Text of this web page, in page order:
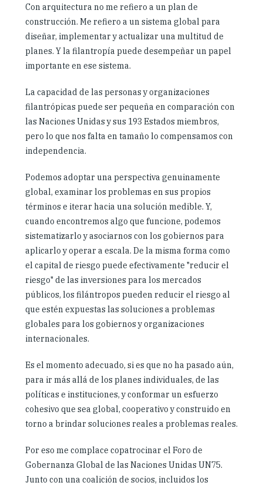
Con arquitectura no me refiero a un plan de
construcción. Me refiero a un sistema global para
diseñar, implementar y actualizar una multitud de
planes. Y la filantropía puede desempeñar un papel
importante en ese sistema.
La capacidad de las personas y organizaciones
filantrópicas puede ser pequeña en comparación con
las Naciones Unidas y sus 193 Estados miembros,
pero lo que nos falta en tamaño lo compensamos con
independencia.
Podemos adoptar una perspectiva genuinamente
global, examinar los problemas en sus propios
términos e iterar hacia una solución medible. Y,
cuando encontremos algo que funcione, podemos
sistematizarlo y asociarnos con los gobiernos para
aplicarlo y operar a escala. De la misma forma como
el capital de riesgo puede efectivamente "reducir el
riesgo" de las inversiones para los mercados
públicos, los filántropos pueden reducir el riesgo al
que estén expuestas las soluciones a problemas
globales para los gobiernos y organizaciones
internacionales.
Es el momento adecuado, si es que no ha pasado aún,
para ir más allá de los planes individuales, de las
políticas e instituciones, y conformar un esfuerzo
cohesivo que sea global, cooperativo y construido en
torno a brindar soluciones reales a problemas reales.
Por eso me complace copatrocinar el Foro de
Gobernanza Global de las Naciones Unidas UN75.
Junto con una coalición de socios, incluidos los